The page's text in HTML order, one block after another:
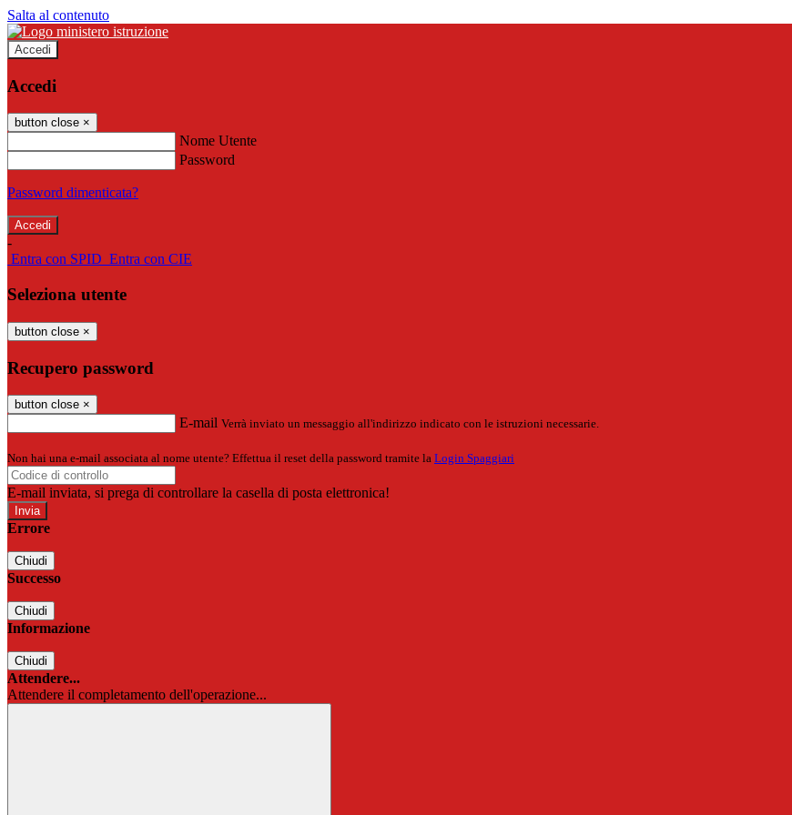
Salta al contenuto
Accedi
Accedi
button close ×
Nome Utente
Password
Password dimenticata?
-
Entra con SPID Entra con CIE
Seleziona utente
button close ×
Recupero password
button close ×
E-mail Verrà inviato un messaggio all'indirizzo indicato con le istruzioni necessarie.
Non hai una e-mail associata al nome utente? Effettua il reset della password tramite la Login Spaggiari
E-mail inviata, si prega di controllare la casella di posta elettronica!
Errore
Chiudi
Successo
Chiudi
Informazione
Chiudi
Attendere...
Attendere il completamento dell'operazione...